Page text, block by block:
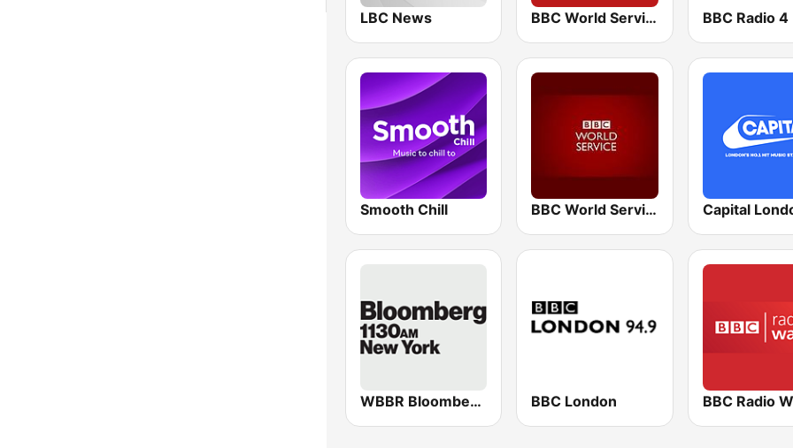
LBC News BBC World Service for Africa BBC Radio 4
Smooth Chill BBC World Service Capital
WBBR Bloomberg 1130 BBC London BBC Radio